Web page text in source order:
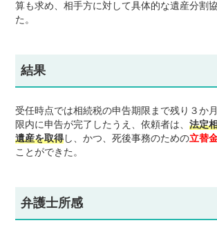
算も求め、相手方に対して具体的な遺産分割
た。
結果
受任時点では相続税の申告期限まで残り３か
限内に申告が完了したうえ、依頼者は、法定
遺産を取得 し、かつ、死後事務のための立替
ことができた。
弁護士所感